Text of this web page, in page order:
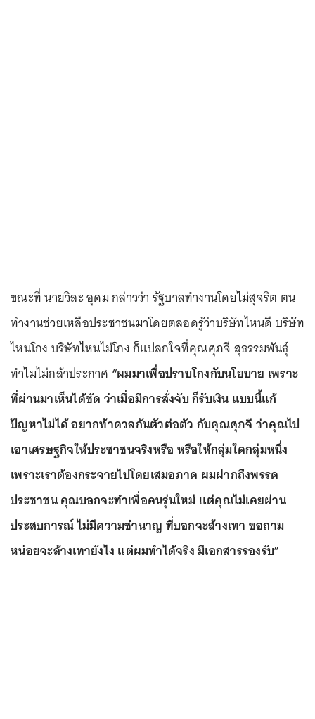
ขณะที่ นายวิละ อุดม กล่าวว่า รัฐบาลทำงานโดยไม่สุจริต ตน
ทำงานช่วยเหลือประชาชนมาโดยตลอดรู้ว่าบริษัทไหนดี บริษัท
ไหนโกง บริษัทไหนไม่โกง ก็แปลกใจที่คุณศุภจี สุธรรมพันธุ์
ทำไมไม่กล้าประกาศ “ผมมาเพื่อปราบโกงกับนโยบาย เพราะ
ที่ผ่านมาเห็นได้ชัด ว่าเมื่อมีการสั่งจับ ก็รับเงิน แบบนี้แก้
ปัญหาไม่ได้ อยากท้าดวลกันตัวต่อตัว กับคุณศุภจี ว่าคุณไป
เอาเศรษฐกิจให้ประชาชนจริงหรือ หรือให้กลุ่มใดกลุ่มหนึ่ง
เพราะเราต้องกระจายไปโดยเสมอภาค ผมฝากถึงพรรค
ประชาชน คุณบอกจะทำเพื่อคนรุ่นใหม่ แต่คุณไม่เคยผ่าน
ประสบการณ์ ไม่มีความชำนาญ ที่บอกจะล้างเทา ขอถาม
หน่อยจะล้างเทายังไง แต่ผมทำได้จริง มีเอกสารรองรับ”